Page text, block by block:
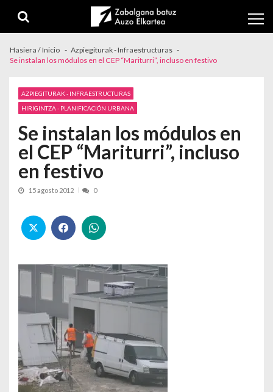
Hasiera / Inicio
Azpiegiturak - Infraestructuras
Se instalan los módulos en el CEP “Mariturri”, incluso en festivo
AZPIEGITURAK - INFRAESTRUCTURAS
HIRIGINTZA - PLANIFICACIÓN URBANA
Se instalan los módulos en
el CEP “Mariturri”, incluso
en festivo
15 agosto 2012 0